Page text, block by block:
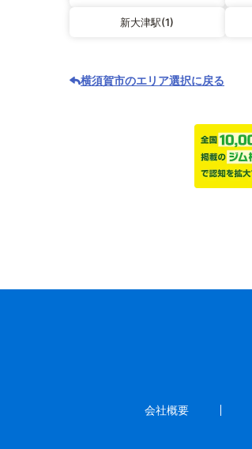
新大津駅(1)
横須賀市のエリア選択に戻る
会社概要